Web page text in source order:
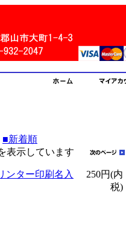
■新着順
表示しています
ンター印刷名入
250円(内
税)